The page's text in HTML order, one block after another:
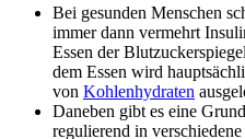
Bei gesunden Menschen
immer dann vermehrt
Essen der
dem Essen wird
von Kohlenhydraten
Daneben gibt es eine
regulierend in